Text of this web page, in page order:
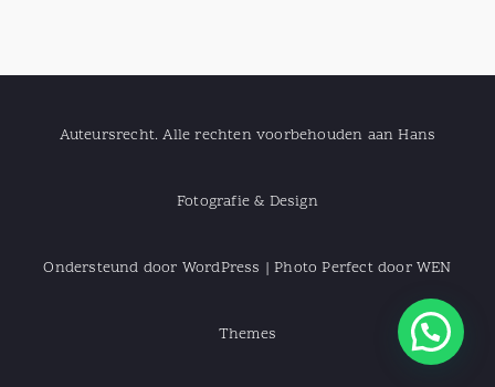
Auteursrecht. Alle rechten voorbehouden aan Hans
Fotografie & Design
Ondersteund door WordPress |Photo Perfect door WEN
Themes